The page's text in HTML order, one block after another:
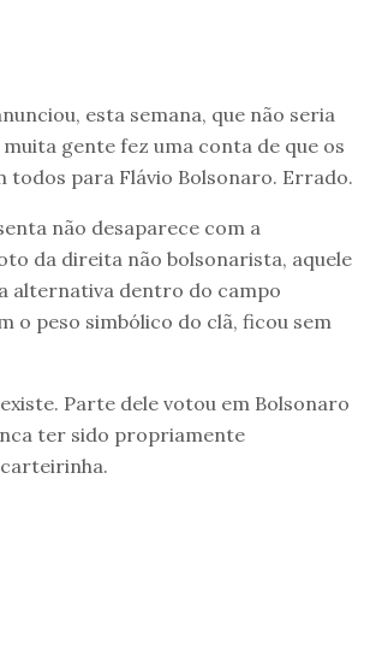
esta semana, que não seria
gente fez uma conta de que os
todos para Flávio Bolsonaro. Errado.
não desaparece com a
da direita não bolsonarista, aquele
alternativa dentro do campo
o peso simbólico do clã, ficou sem
Parte dele votou em Bolsonaro
ter sido propriamente